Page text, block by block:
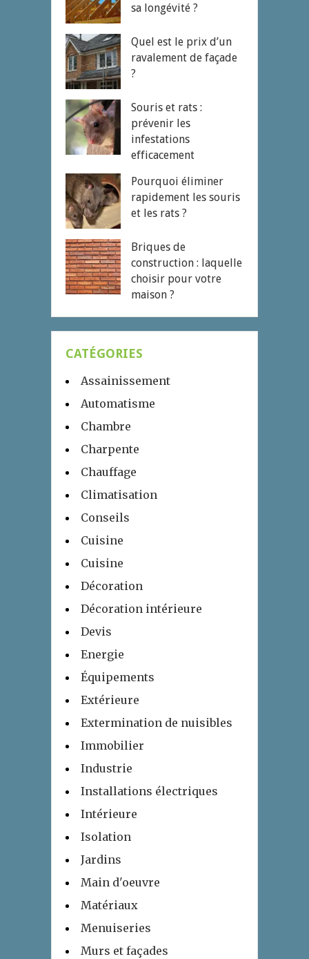
sa longévité ?
Quel est le prix d’un
ravalement de façade
?
Souris et rats :
prévenir les
infestations
efficacement
Pourquoi éliminer
rapidement les souris
et les rats ?
Briques de
construction : laquelle
choisir pour votre
maison ?
CATÉGORIES
Assainissement
Automatisme
Chambre
Charpente
Chauffage
Climatisation
Conseils
Cuisine
Cuisine
Décoration
Décoration intérieure
Devis
Energie
Équipements
Extérieure
Extermination de nuisibles
Immobilier
Industrie
Installations électriques
Intérieure
Isolation
Jardins
Main d'oeuvre
Matériaux
Menuiseries
Murs et façades